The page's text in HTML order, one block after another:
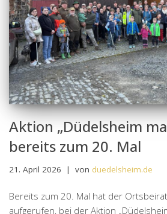
Aktion „Düdelsheim
bereits zum 20. Mal
21. April 2026 von duedelsheim.de
Bereits zum 20. Mal hat der
aufgerufen, bei der Aktion